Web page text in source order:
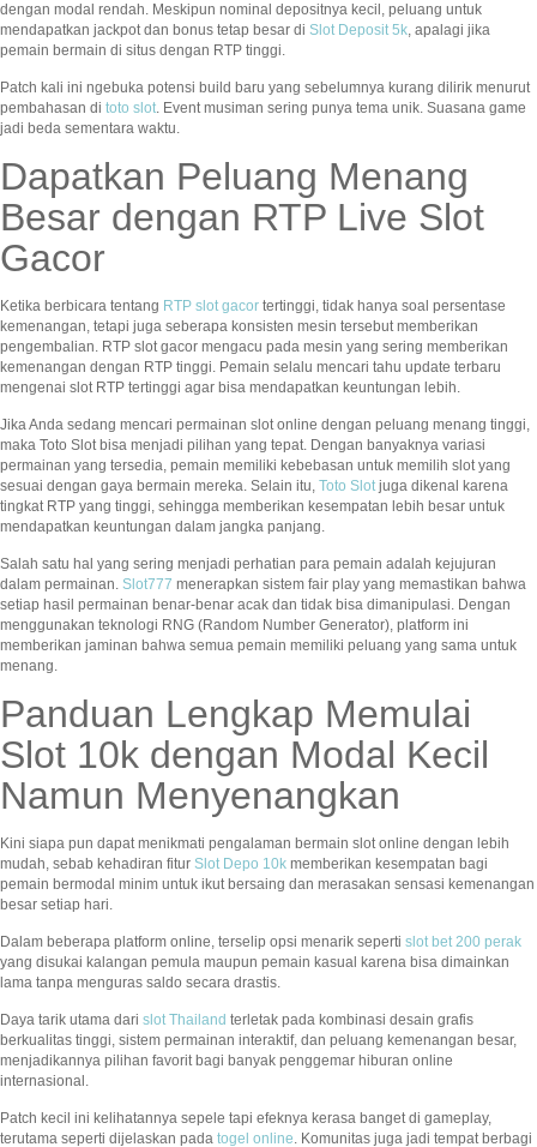
dengan modal rendah. Meskipun nominal depositnya kecil, peluang untuk
mendapatkan jackpot dan bonus tetap besar di Slot Deposit 5k, apalagi jika
pemain bermain di situs dengan RTP tinggi.
Patch kali ini ngebuka potensi build baru yang sebelumnya kurang dilirik menurut
pembahasan di toto slot. Event musiman sering punya tema unik. Suasana game
jadi beda sementara waktu.
Dapatkan Peluang Menang
Besar dengan RTP Live Slot
Gacor
Ketika berbicara tentang RTP slot gacor tertinggi, tidak hanya soal persentase
kemenangan, tetapi juga seberapa konsisten mesin tersebut memberikan
pengembalian. RTP slot gacor mengacu pada mesin yang sering memberikan
kemenangan dengan RTP tinggi. Pemain selalu mencari tahu update terbaru
mengenai slot RTP tertinggi agar bisa mendapatkan keuntungan lebih.
Jika Anda sedang mencari permainan slot online dengan peluang menang tinggi,
maka Toto Slot bisa menjadi pilihan yang tepat. Dengan banyaknya variasi
permainan yang tersedia, pemain memiliki kebebasan untuk memilih slot yang
sesuai dengan gaya bermain mereka. Selain itu, Toto Slotjuga dikenal karena
tingkat RTP yang tinggi, sehingga memberikan kesempatan lebih besar untuk
mendapatkan keuntungan dalam jangka panjang.
Salah satu hal yang sering menjadi perhatian para pemain adalah kejujuran
dalam permainan. Slot777 menerapkan sistem fair play yang memastikan bahwa
setiap hasil permainan benar-benar acak dan tidak bisa dimanipulasi. Dengan
menggunakan teknologi RNG (Random Number Generator), platform ini
memberikan jaminan bahwa semua pemain memiliki peluang yang sama untuk
menang.
Panduan Lengkap Memulai
Slot 10k dengan Modal Kecil
Namun Menyenangkan
Kini siapa pun dapat menikmati pengalaman bermain slot online dengan lebih
mudah, sebab kehadiran fitur Slot Depo 10k memberikan kesempatan bagi
pemain bermodal minim untuk ikut bersaing dan merasakan sensasi kemenangan
besar setiap hari.
Dalam beberapa platform online, terselip opsi menarik seperti slot bet 200 perak
yang disukai kalangan pemula maupun pemain kasual karena bisa dimainkan
lama tanpa menguras saldo secara drastis.
Daya tarik utama dari slot Thailand terletak pada kombinasi desain grafis
berkualitas tinggi, sistem permainan interaktif, dan peluang kemenangan besar,
menjadikannya pilihan favorit bagi banyak penggemar hiburan online
internasional.
Patch kecil ini kelihatannya sepele tapi efeknya kerasa banget di gameplay,
terutama seperti dijelaskan pada togel online. Komunitas juga jadi tempat berbagi